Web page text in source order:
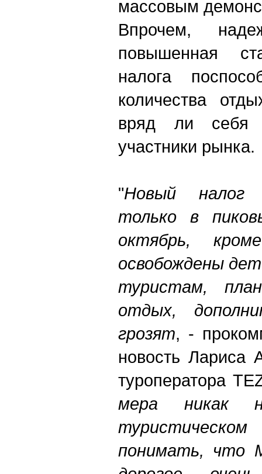
массовым
Впрочем,
повышенная
налога
количества
вряд ли себя
участники рынка.
"Новый налог
только в
октябрь,
освобождены
туристам,
отдых,
грозят, -
новость Лариса
туроператора
мера никак
понимать, что